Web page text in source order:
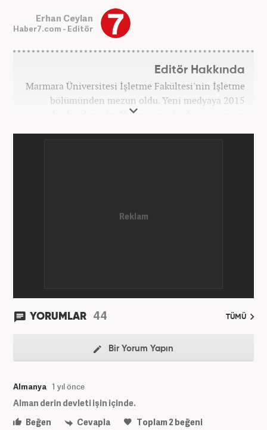
Erhan Ceylan
Haber7.com - Editör
Editör Hakkında
Marmara Üniversitesi İşletme Fakültesi'nin İşletme
bölümünden mezun oldu. Yeni medyaya 2015
yılında adım attı. Yakın siyasi tarih, yönetim ve
tahrif edilen olguları savunmak, temiz bilgi
YORUMLAR 44 TÜMÜ
Bir Yorum Yapın
Almanya 1 yıl önce
Alman derin devleti işin içinde.
Beğen
Cevapla Toplam2beğeni